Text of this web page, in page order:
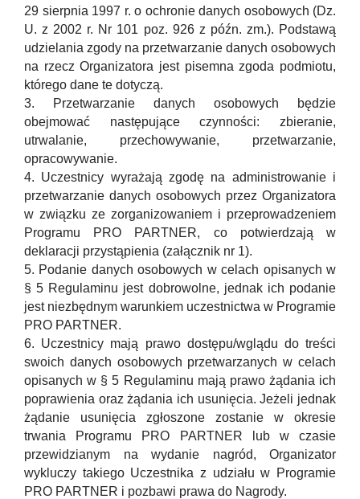
29 sierpnia 1997 r. o ochronie danych osobowych (Dz.
U. z 2002 r. Nr 101 poz. 926 z późn. zm.). Podstawą
udzielania zgody na przetwarzanie danych osobowych
na rzecz Organizatora jest pisemna zgoda podmiotu,
którego dane te dotyczą.
3. Przetwarzanie danych osobowych będzie
obejmować następujące czynności: zbieranie,
utrwalanie, przechowywanie, przetwarzanie,
opracowywanie.
4. Uczestnicy wyrażają zgodę na administrowanie i
przetwarzanie danych osobowych przez Organizatora
w związku ze zorganizowaniem i przeprowadzeniem
Programu PRO PARTNER, co potwierdzają w
deklaracji przystąpienia (załącznik nr 1).
5. Podanie danych osobowych w celach opisanych w
§ 5 Regulaminu jest dobrowolne, jednak ich podanie
jest niezbędnym warunkiem uczestnictwa w Programie
PRO PARTNER.
6. Uczestnicy mają prawo dostępu/wglądu do treści
swoich danych osobowych przetwarzanych w celach
opisanych w § 5 Regulaminu mają prawo żądania ich
poprawienia oraz żądania ich usunięcia. Jeżeli jednak
żądanie usunięcia zgłoszone zostanie w okresie
trwania Programu PRO PARTNER lub w czasie
przewidzianym na wydanie nagród, Organizator
wykluczy takiego Uczestnika z udziału w Programie
PRO PARTNER i pozbawi prawa do Nagrody.